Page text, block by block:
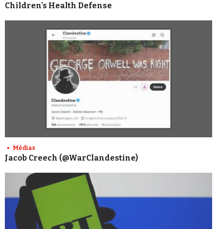
Children's Health Defense
Médias
Jacob Creech (@WarClandestine)